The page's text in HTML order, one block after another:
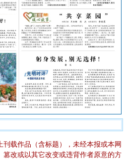
载作品（含标题），未经本报或本网
篡改或以其它改变或违背作者原意的方